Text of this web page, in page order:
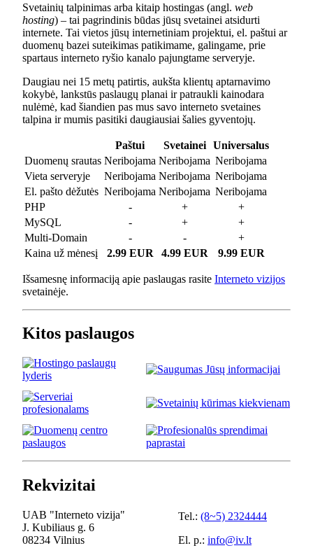
Svetainių talpinimas arba kitaip hostingas (angl. web
hosting) – tai pagrindinis būdas jūsų svetainei atsidurti
internete. Tai vietos jūsų internetiniam projektui, el. paštui ar
duomenų bazei suteikimas patikimame, galingame, prie
spartaus interneto ryšio kanalo pajungtame serveryje.
Daugiau nei 15 metų patirtis, aukšta klientų aptarnavimo
kokybė, lankstūs paslaugų planai ir patraukli kainodara
nulėmė, kad šiandien pas mus savo interneto svetaines
talpina ir mumis pasitiki daugiausiai šalies gyventojų.
Paštui Svetainei
Universalus
Duomenų srautas Neribojama Neribojama Neribojama
Vieta serveryje
Neribojama Neribojama Neribojama
El. pašto dėžutės Neribojama Neribojama Neribojama
PHP
- +
+
MySQL
- +
+
Multi-Domain
- -
+
Kaina už mėnesį
2.99 EUR 4.99 EUR 9.99 EUR
Išsamesnę informaciją apie paslaugas rasite Interneto vizijos
svetainėje.
Kitos paslaugos
Rekvizitai
UAB "Interneto vizija"
J. Kubiliaus g. 6
08234 Vilnius
Tel.: (8~5) 2324444
El. p.: info@iv.lt